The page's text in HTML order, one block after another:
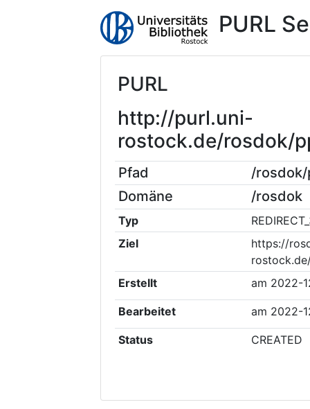
PURL
PURL
http://purl.uni-
rostock.de/rosdok/
Pfad
/rosdok/
Domäne
/rosdok
Typ
Ziel
https://
Erstellt
am 2022-
Bearbeitet am 2022-
Status CREATED